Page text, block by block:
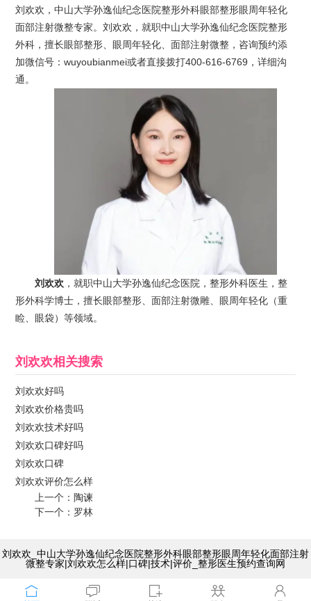
刘欢欢，中山大学孙逸仙纪念医院整形外科眼部整形眼周年轻化
面部注射微整专家。刘欢欢，就职中山大学孙逸仙纪念医院整形
外科，擅长眼部整形、眼周年轻化、面部注射微整，咨询预约添
加微信号：wuyoubianmei或者直接拨打400-616-6769，详细沟
通。
刘欢欢 ，就职中山大学孙逸仙纪念医院，整形外科医生，整
形外科学博士，擅长眼部整形、面部注射微雕、眼周年轻化（重
睑、眼袋）等领域。
刘欢欢相关搜索
刘欢欢好吗
刘欢欢价格贵吗
刘欢欢技术好吗
刘欢欢口碑好吗
刘欢欢口碑
刘欢欢评价怎么样
上一个： 陶谏
下一个： 罗林
刘欢欢_中山大学孙逸仙纪念医院整形外科眼部整形眼周年轻化面部注射
微整专家|刘欢欢怎么样|口碑|技术|评价_整形医生预约查询网